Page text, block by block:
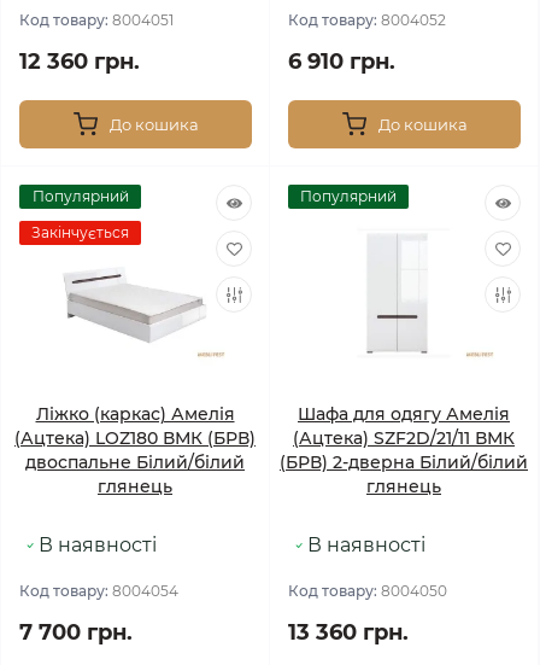
Код товару: 8004051
12 360 грн.
До кошика
Код товару: 8004052
6 910 грн.
До кошика
Популярний
Закінчується
Ліжко (каркас) Амелія
(Ацтека) LOZ180 ВМК (БРВ)
двоспальне Білий/білий
глянець
В наявності
Код товару: 8004054
7 700 грн.
Популярний
Шафа для одягу Амелія
(Ацтека) SZF2D/21/11 ВМК
(БРВ) 2-дверна Білий/білий
глянець
В наявності
Код товару: 8004050
13 360 грн.